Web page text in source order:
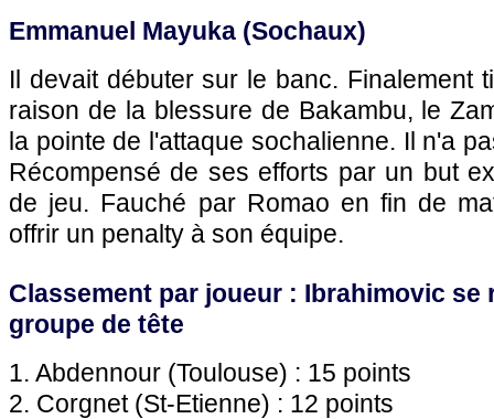
Emmanuel Mayuka (Sochaux)
Il devait débuter sur le banc. Finalement
raison de la blessure de Bakambu, le
la pointe de l'attaque sochalienne. Il n'a
Récompensé de ses efforts par un but
de jeu. Fauché par Romao en fin de
offrir un penalty à son équipe.
Classement par joueur : Ibrahimovic se
groupe de tête
1. Abdennour (Toulouse) : 15 points
2. Corgnet (St-Etienne) : 12 points